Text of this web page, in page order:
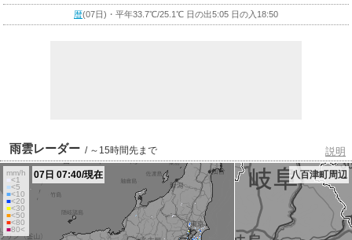
暦(07日)・平年33.7℃/25.1℃ 日の出5:05 日の入18:50
雨雲レーダー / ～15時間先まで 説明
mm/h
■<1
■<5
■<10
■<20
■<30
■<50
■<80
■80<
07日 07:40/現在 八百津町周辺